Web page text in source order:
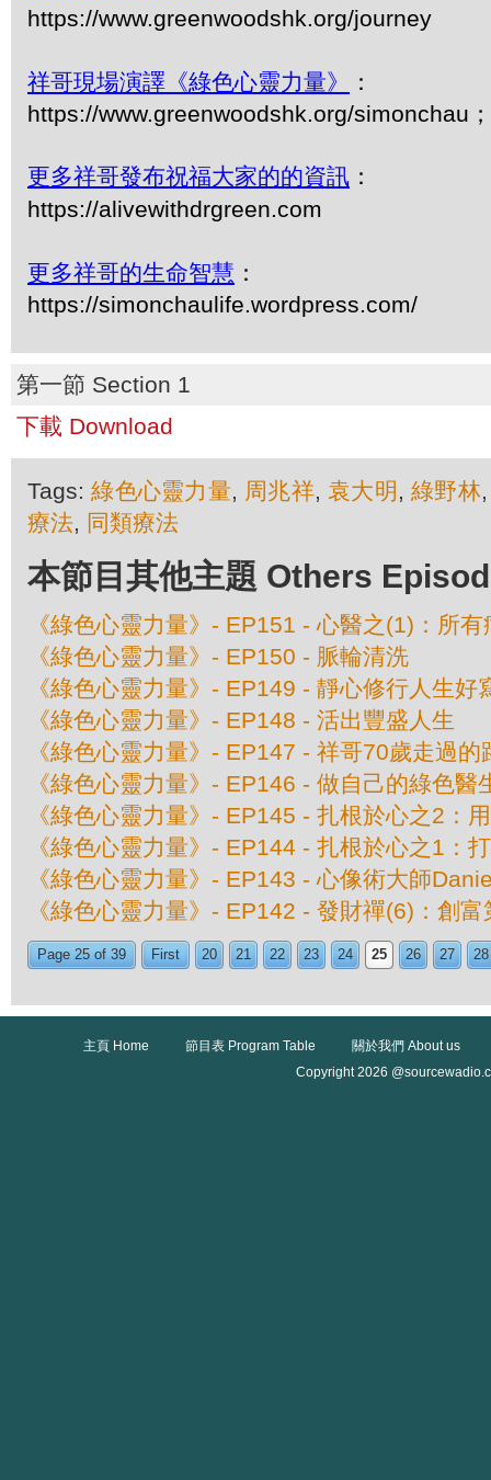
https://www.greenwoodshk.org/journey
祥哥現場演譯《綠色心靈力量》
：
https://www.greenwoodshk.org/simonchau
更多祥哥發布祝福大家的的資訊 ：
https://alivewithdrgreen.com
更多祥哥的生命智慧 ：
https://simonchaulife.wordpress.com/
第一節 Section 1
下載 Download
Tags:綠色心靈力量, 周兆祥,袁大明 ,綠野林
療法, 同類療法
本節目其他主題 Others
《綠色心靈力量》- EP151 - 心醫之(1)：所
《綠色心靈力量》- EP150 - 脈輪清洗
《綠色心靈力量》- EP149 - 靜心修行人生好
《綠色心靈力量》- EP148 - 活出豐盛人生
《綠色心靈力量》- EP147 - 祥哥70歲走過的
《綠色心靈力量》- EP146 - 做自己的綠色醫
《綠色心靈力量》- EP145 - 扎根於心之2：
《綠色心靈力量》- EP144 - 扎根於心之1：
《綠色心靈力量》- EP143 - 心像術大師
《綠色心靈力量》- EP142 - 發財禪(6)：創
Page 25 of 39 First 20 21 22 23 24 25 26 27 28
主頁 Home 節目表 Program Table
關於我們 About us
Copyright 2026